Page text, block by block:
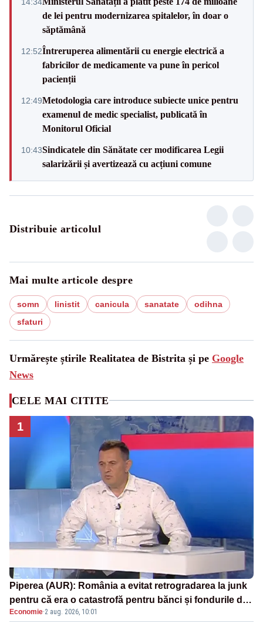
de lei pentru modernizarea spitalelor, în doar o
săptămână
12:52Întreruperea alimentării cu energie electrică a
fabricilor de medicamente va pune în pericol
pacienții
12:49Metodologia care introduce subiecte unice pentru
examenul de medic specialist, publicată în
Monitorul Oficial
10:43Sindicatele din Sănătate cer modificarea Legii
salarizării și avertizează cu acțiuni comune
Distribuie articolul
Mai multe articole despre
somn linistit canicula sanatate
odihna
sfaturi
Urmărește știrile Realitatea de Bistrita și pe Google
News
CELE MAI CITITE
1
Piperea (AUR): România a evitat retrogradarea la junk
pentru că era o catastrofă pentru bănci și fondurile de
pensii
Economie·2 aug. 2026, 10:01